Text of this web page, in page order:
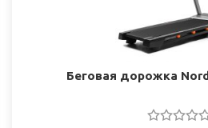
Беговая дорожка